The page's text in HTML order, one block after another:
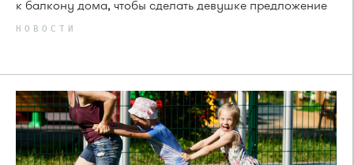
к балкону дома, чтобы сделать девушке предложение
НОВОСТИ